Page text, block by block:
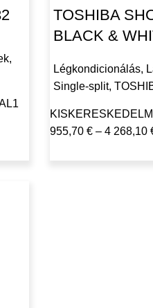
,
1
TOSHIBA
BLACK &
Légkondicionálás,
Single-split,
955,70 € – 4 268,10